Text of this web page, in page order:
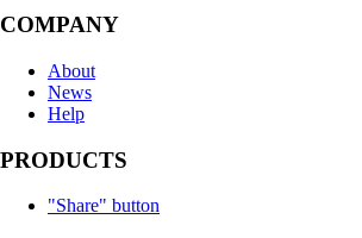
COMPANY
About
News
Help
PRODUCTS
"Share" button